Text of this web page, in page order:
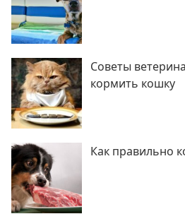
Советы
кормить кошку
Как правильно